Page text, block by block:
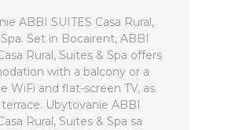
ABBI SUITES Casa Rural,
Set in Bocairent, ABBI
Rural, Suites & Spa offers
with a balcony or a
WiFi and flat-screen TV, as
Ubytovanie ABBI
Rural, Suites & Spa sa